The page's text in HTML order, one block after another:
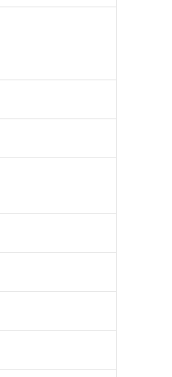
段のことがない限り、2022